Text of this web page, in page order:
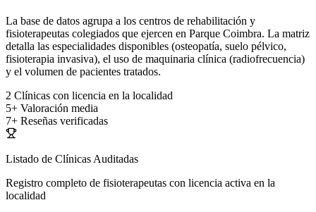
La base de datos agrupa a los centros de rehabilitación y
fisioterapeutas colegiados que ejercen en Parque Coimbra. La matriz
detalla las especialidades disponibles (osteopatía, suelo pélvico,
fisioterapia invasiva), el uso de maquinaria clínica (radiofrecuencia)
y el volumen de pacientes tratados.
2 Clínicas con licencia en la localidad
5+ Valoración media
7+ Reseñas verificadas
Listado de Clínicas Auditadas
Registro completo de fisioterapeutas con licencia activa en la
localidad